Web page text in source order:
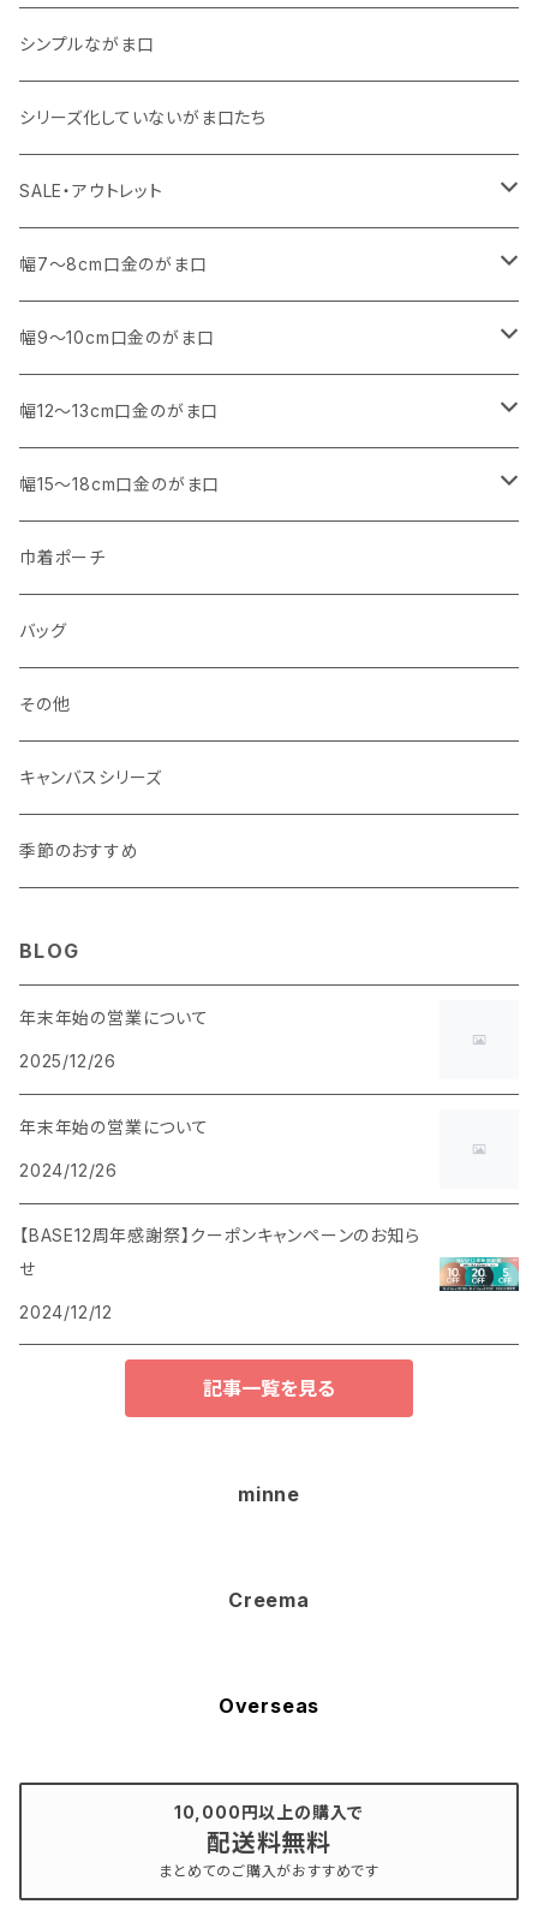
リネン
・ リネン
・ 11号帆布
・ その他
・ 小さいサイズ
11号帆布
コットンキャンバス
・ 中くらいのサイズ
コットンキャンバス
シンプルながま口
シリーズ化していないがま口たち
SALE・アウトレット
SALE
アウトレット
幅7～8cm口金のがま口
・ 角型
マチなし
マチあり
・ くし形・丸型
マチなし
マチあり
幅9～10cm口金のがま口
・ 角型
マチなし
マチあり
・ くし形
マチなし
マチあり
幅12～13cm口金のがま口
・ 親子がま口 角型
マチなし
マチあり
・ 親子がま口 くし形
マチなし
マチあり
・ ポーチタイプ 角型
マチなし
マチあり
・ ポーチタイプ くし形
マチなし
マチあり
幅15～18cm口金のがま口
・ 角型
マチなし
マチあり
・ くし形
マチなし
マチあり
巾着ポーチ
バッグ
その他
キャンバスシリーズ
季節のおすすめ
BLOG
年末年始の営業について
2025/12/26
年末年始の営業について
2024/12/26
【BASE12周年感謝祭】クーポンキャンペーンのお知ら
せ
2024/12/12
記事一覧を見る
minne
Creema
Overseas
10,000円以上の購入で
配送料無料
まとめてのご購入がおすすめです